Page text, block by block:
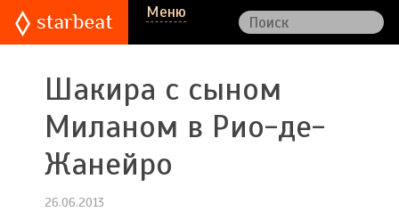
Меню
Шакира с сыном
Миланом в Рио-де-
Жанейро
26.06.2013